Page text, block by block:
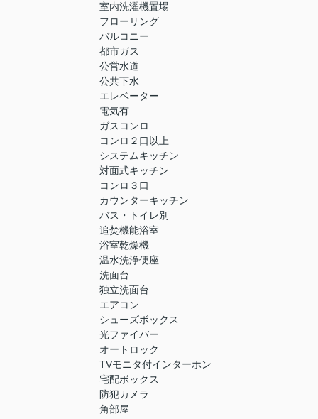
室内洗濯機置場
フローリング
バルコニー
都市ガス
公営水道
公共下水
エレベーター
電気有
ガスコンロ
コンロ２口以上
システムキッチン
対面式キッチン
コンロ３口
カウンターキッチン
バス・トイレ別
追焚機能浴室
浴室乾燥機
温水洗浄便座
洗面台
独立洗面台
エアコン
シューズボックス
光ファイバー
オートロック
TVモニタ付インターホン
宅配ボックス
防犯カメラ
角部屋